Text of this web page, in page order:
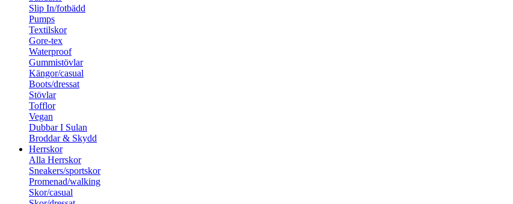
Slip In/fotbädd
Pumps
Textilskor
Gore-tex
Waterproof
Gummistövlar
Kängor/casual
Boots/dressat
Stövlar
Tofflor
Vegan
Dubbar I Sulan
Broddar & Skydd
Herrskor
Alla Herrskor
Sneakers/sportskor
Promenad/walking
Skor/casual